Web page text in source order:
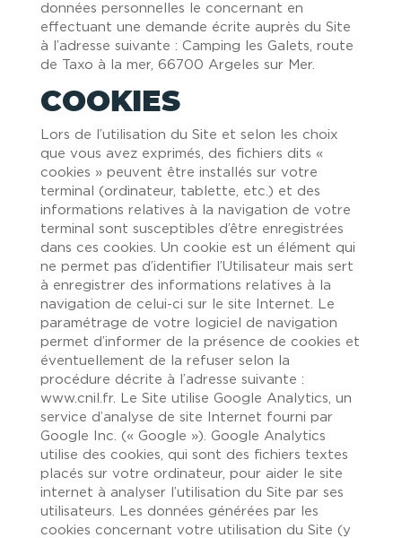
données personnelles le concernant en
effectuant une demande écrite auprès du Site
à l’adresse suivante : Camping les Galets, route
de Taxo à la mer, 66700 Argeles sur Mer.
COOKIES
Lors de l’utilisation du Site et selon les choix
que vous avez exprimés, des fichiers dits «
cookies » peuvent être installés sur votre
terminal (ordinateur, tablette, etc.) et des
informations relatives à la navigation de votre
terminal sont susceptibles d’être enregistrées
dans ces cookies. Un cookie est un élément qui
ne permet pas d’identifier l’Utilisateur mais sert
à enregistrer des informations relatives à la
navigation de celui-ci sur le site Internet. Le
paramétrage de votre logiciel de navigation
permet d’informer de la présence de cookies et
éventuellement de la refuser selon la
procédure décrite à l’adresse suivante :
www.cnil.fr. Le Site utilise Google Analytics, un
service d’analyse de site Internet fourni par
Google Inc. (« Google »). Google Analytics
utilise des cookies, qui sont des fichiers textes
placés sur votre ordinateur, pour aider le site
internet à analyser l’utilisation du Site par ses
utilisateurs. Les données générées par les
cookies concernant votre utilisation du Site (y